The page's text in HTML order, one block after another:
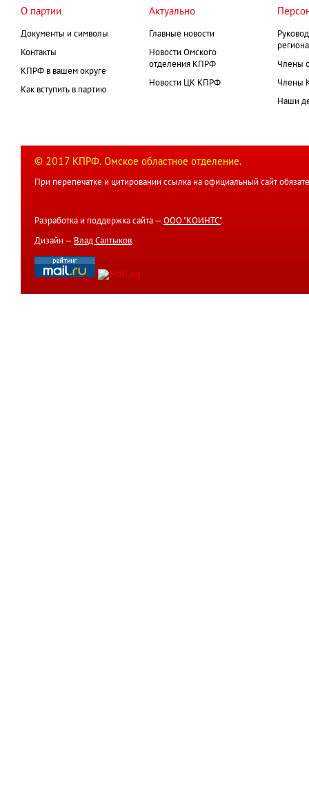
О партии
Документы и символы
Контакты
КПРФ в вашем округе
Как вступить в партию
Актуально
Главные новости
Новости Омского
отделения КПРФ
Новости ЦК КПРФ
Члены
Члены
Наши
© 2017 КПРФ. Омское областное отделение.
При перепечатке и цитировании ссылка на официальный сайт
Разработка и поддержка сайта — ООО "КОИНТС".
Дизайн — Влад Салтыков.